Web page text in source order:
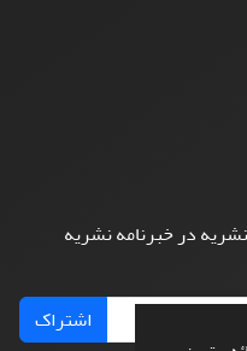
در خبرنامه نشریه
اشتراک